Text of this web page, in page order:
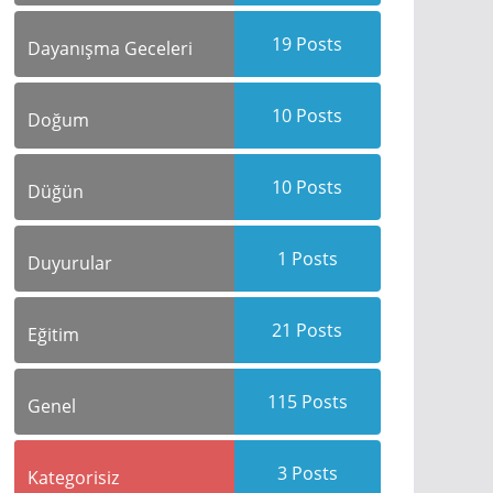
Dayanışma Geceleri 19 Posts
Doğum 10 Posts
Düğün 10 Posts
Duyurular 1 Posts
Eğitim 21 Posts
Genel 115 Posts
Kategorisiz 3 Posts